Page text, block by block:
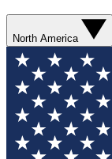
North America